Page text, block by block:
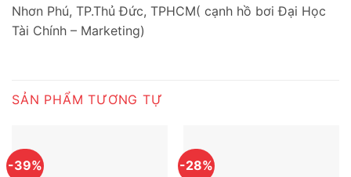
Nhơn Phú, TP.Thủ Đức, TPHCM( cạnh hồ bơi Đại Học
Tài Chính – Marketing)
SẢN PHẨM TƯƠNG TỰ
-39% -28%